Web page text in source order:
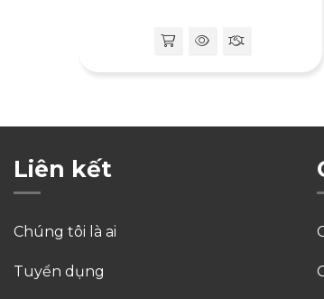
Liên kết
Chúng tôi là ai
Tuyển dụng